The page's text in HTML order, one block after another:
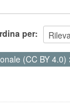
per
(CC BY 4.0)